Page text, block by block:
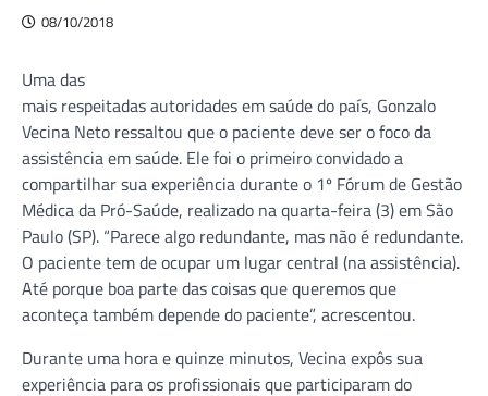
08/10/2018
Uma das
mais respeitadas autoridades em saúde do país, Gonzalo
Vecina Neto ressaltou que o paciente deve ser o foco da
assistência em saúde. Ele foi o primeiro convidado a
compartilhar sua experiência durante o 1º Fórum de Gestão
Médica da Pró-Saúde, realizado na quarta-feira (3) em São
Paulo (SP). “Parece algo redundante, mas não é redundante.
O paciente tem de ocupar um lugar central (na assistência).
Até porque boa parte das coisas que queremos que
aconteça também depende do paciente”, acrescentou.
Durante uma hora e quinze minutos, Vecina expôs sua
experiência para os profissionais que participaram do